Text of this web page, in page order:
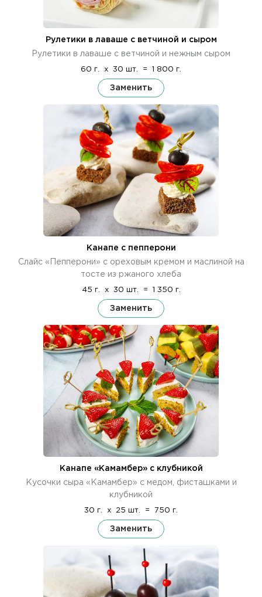
Рулетики в лаваше с ветчиной и сыром
Рулетики в лаваше с ветчиной и нежным сыром
60 г. x 30 шт. = 1 800 г.
Заменить
Канапе с пепперони
Слайс «Пепперони» с ореховым кремом и маслиной на
тосте из ржаного хлеба
45 г. x 30 шт. = 1 350 г.
Заменить
Канапе «Камамбер» с клубникой
Кусочки сыра «Камамбер» с медом, фисташками и
клубникой
30 г. x 25 шт. = 750 г.
Заменить